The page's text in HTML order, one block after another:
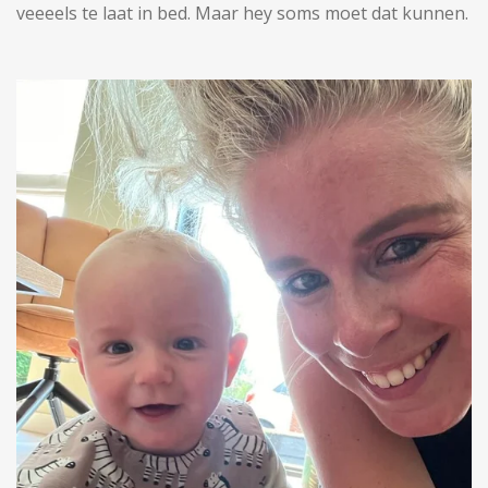
veeeels te laat in bed. Maar hey soms moet dat kunnen.